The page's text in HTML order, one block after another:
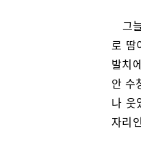
그
로 땀
발치
안 수
나 웃
자리